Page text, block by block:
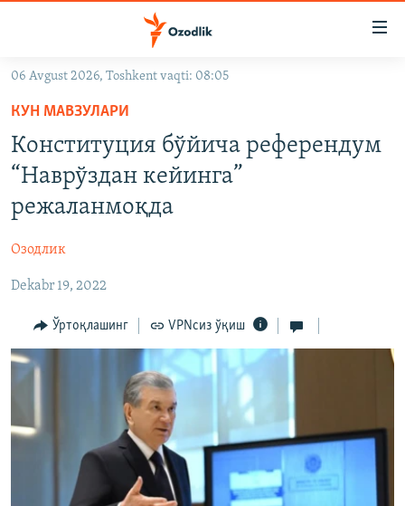
Асосий
навигацияга
ўтинг
Қидиришга
ўтинг
OZODARXIV
На русском
ИЖТИМОИЙ ТАРМОҚЛАР
Озодлик бошқа тилларда
06 Avgust 2026, Toshkent vaqti: 08:05
КУН МАВЗУЛАРИ
Конституция бўйича референдум
“Наврўздан кейинга”
режаланмоқда
Озодлик
Dekabr 19, 2022
Ўртоқлашинг VPNсиз ўқиш